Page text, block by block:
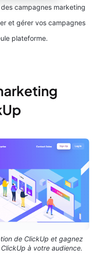
campagnes marketing
et gérer vos campagnes
plateforme.
de ClickUp et gagnez
à votre audience.